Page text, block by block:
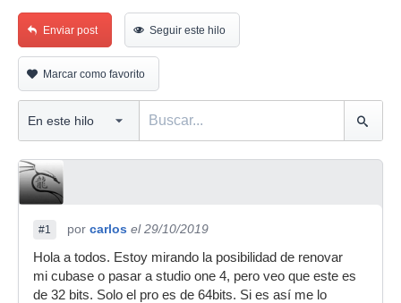
Enviar post Seguir este hilo
Marcar como favorito
#1 por carlos el 29/10/2019
Hola a todos. Estoy mirando la posibilidad de renovar
mi cubase o pasar a studio one 4, pero veo que este es
de 32 bits. Solo el pro es de 64bits. Si es así me lo